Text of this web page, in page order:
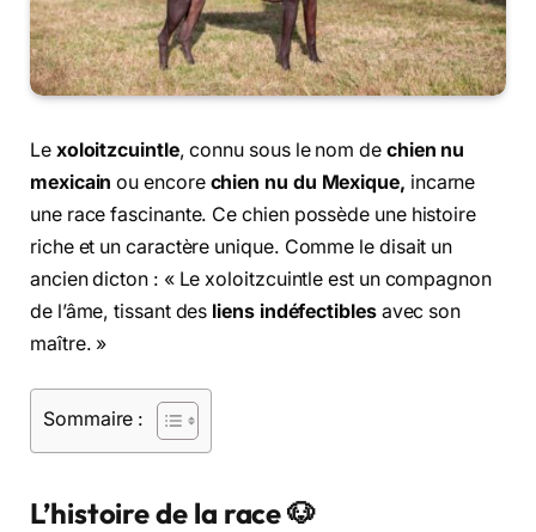
Le xoloitzcuintle, connu sous le nom de chien nu
mexicain ou encore chien nu du Mexique, incarne
une race fascinante. Ce chien possède une histoire
riche et un caractère unique. Comme le disait un
ancien dicton : « Le xoloitzcuintle est un compagnon
de l’âme, tissant des liens indéfectiblesavec son
maître. »
Sommaire :
L’histoire de la race 🐶